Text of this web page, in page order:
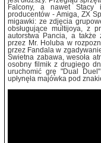
Falcony, a nawet
producentów - Amiga, ZX
migawki: ze zdjęcia
obsługujące multijoya, z
autorstwa Pancia, a
przez Mr. Holuba w
przez Fandala w
Świetna zabawa, wesoła
osobny filmik z drugiego
uruchomić grę "Dual
upłynęła majówka pod